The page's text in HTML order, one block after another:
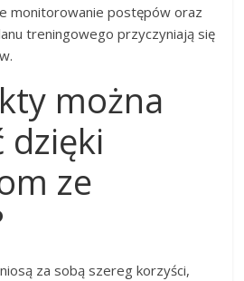
monitorowanie postępów oraz
treningowego przyczyniają się
można
dzięki
ze
niosą za sobą szereg korzyści,